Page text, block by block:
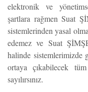
elektronik ve
şartlara rağmen Suat
sistemlerinden yasal
edemez ve Suat
halinde sistemlerimizde
ortaya çıkabilecek
sayılırsınız.